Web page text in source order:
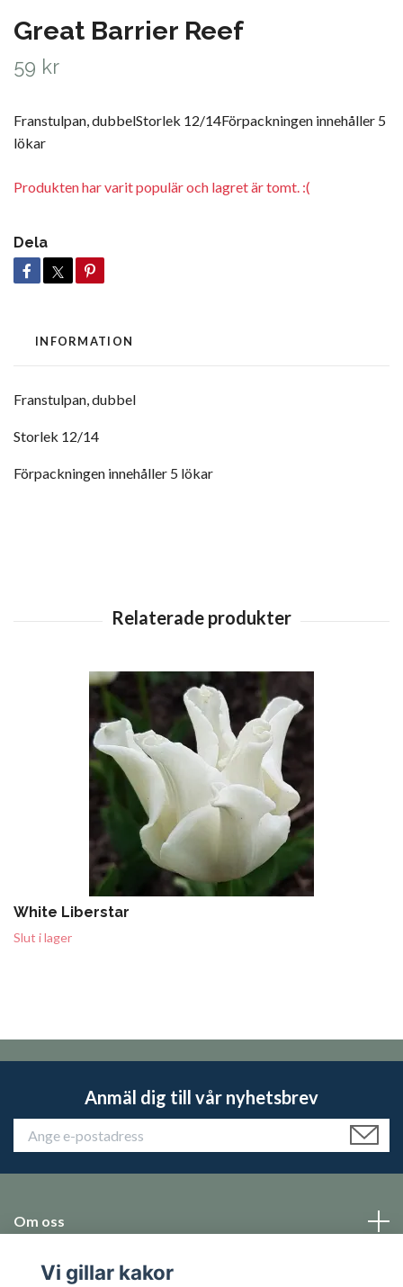
Great Barrier Reef
59 kr
Franstulpan, dubbelStorlek 12/14Förpackningen innehåller 5
lökar
Produkten har varit populär och lagret är tomt. :(
Dela
INFORMATION
Franstulpan, dubbel
Storlek 12/14
Förpackningen innehåller 5 lökar
White Liberstar
Slut i lager
Anmäl dig till vår nyhetsbrev
Om oss
Emballage
Vi gillar kakor